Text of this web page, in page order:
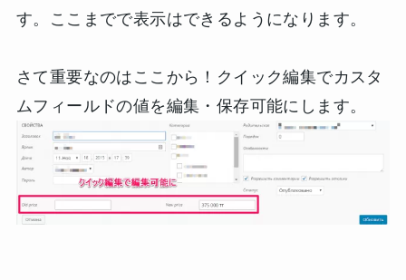
す。ここまでで表示はできるようになります。
さて重要なのはここから！クイック編集でカスタ
ムフィールドの値を編集・保存可能にします。